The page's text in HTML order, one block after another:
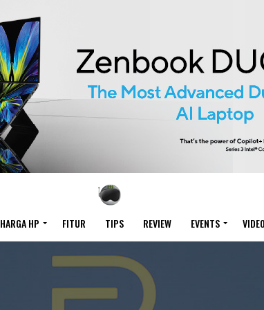
HARGA HP FITUR TIPS REVIEW EVENTS